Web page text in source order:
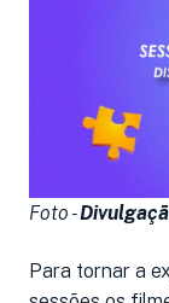
Foto -
Para tornar a